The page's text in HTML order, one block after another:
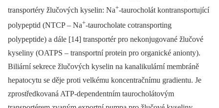
transportéry žlučových kyselin: Na+-taurocholát kontransportující
polypeptid (NTCP –⁠ Na+-taurocholate cotransporting
polypeptide) a dále [14] transportér pro nekonjugované žlučové
kyseliny (OATPS –⁠ transportní protein pro organické anionty).
Biliární sekrece žlučových kyselin na kanalikulární membráně
hepatocytu se děje proti velkému koncentračnímu gradientu. Je
zprostředkovaná ATP-dependentním taurocholátovým